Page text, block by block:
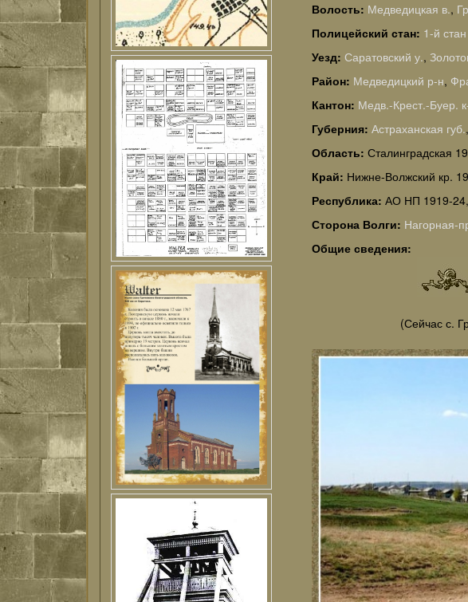
Волость: Медведицкая в.,
Полицейский стан: 1-й
Уезд: Саратовский у.,
Район: Медведицкий р-н,
Кантон: Медв.-Крест.-Буер.
Губерния: Астраханская губ.,
Область: Сталинградская
Край: Нижне-Волжский кр.
Республика: АО НП 1919-
Сторона Волги: Нагорная-
Общие сведения:
(Сейчас с.